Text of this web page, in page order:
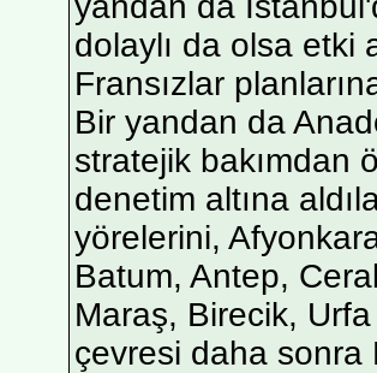
dolaylı da olsa etki
Fransızlar
Bir yandan da
stratejik bakımdan
denetim altına
yörelerini,
Batum, Antep,
Maraş, Birecik,
çevresi daha sonra